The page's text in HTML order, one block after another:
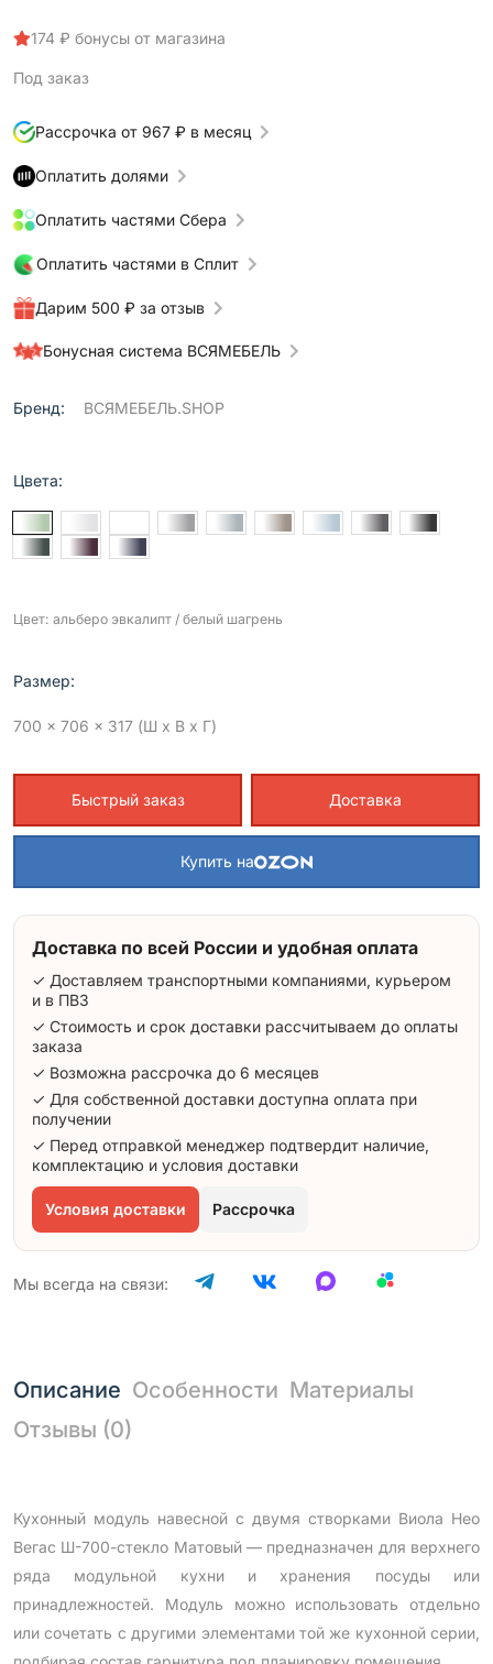
174 ₽ бонусы от магазина
Под заказ
Рассрочка от 967 ₽ в месяц
Оплатить долями
Оплатить частями Сбера
Оплатить частями в Сплит
Дарим 500 ₽ за отзыв
Бонусная система ВСЯМЕБЕЛЬ
Бренд: ВСЯМЕБЕЛЬ.SHOP
Цвета:
Цвет: альберо эвкалипт / белый шагрень
Размер:
700 x 706 x 317 (Ш x В x Г)
Быстрый заказ Доставка
Купить на
Доставка по всей России и удобная оплата
✓ Доставляем транспортными компаниями, курьером
и в ПВЗ
✓ Стоимость и срок доставки рассчитываем до оплаты
заказа
✓ Возможна рассрочка до 6 месяцев
✓ Для собственной доставки доступна оплата при
получении
✓ Перед отправкой менеджер подтвердит наличие,
комплектацию и условия доставки
Условия доставки Рассрочка
Мы всегда на связи:
Описание Особенности Материалы
Отзывы (0)
Кухонный модуль навесной с двумя створками Виола Нео
Вегас Ш-700-стекло Матовый — предназначен для верхнего
ряда модульной кухни и хранения посуды или
принадлежностей. Модуль можно использовать отдельно
или сочетать с другими элементами той же кухонной серии,